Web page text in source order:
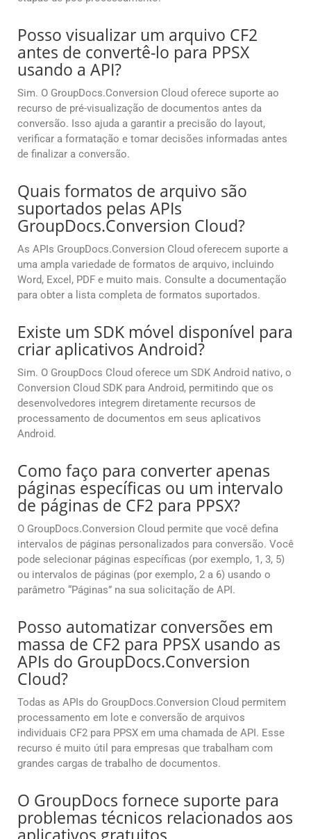
Posso visualizar um arquivo CF2
antes de convertê-lo para PPSX
usando a API?
Sim. O GroupDocs.Conversion Cloud oferece suporte ao
recurso de pré-visualização de documentos antes da
conversão. Isso ajuda a garantir a precisão do layout,
verificar a formatação e tomar decisões informadas antes
de finalizar a conversão.
Quais formatos de arquivo são
suportados pelas APIs
GroupDocs.Conversion Cloud?
As APIs GroupDocs.Conversion Cloud oferecem suporte a
uma ampla variedade de formatos de arquivo, incluindo
Word, Excel, PDF e muito mais. Consulte a documentação
para obter a lista completa de formatos suportados.
Existe um SDK móvel disponível para
criar aplicativos Android?
Sim. O GroupDocs Cloud oferece um SDK Android nativo, o
Conversion Cloud SDK para Android, permitindo que os
desenvolvedores integrem diretamente recursos de
processamento de documentos em seus aplicativos
Android.
Como faço para converter apenas
páginas específicas ou um intervalo
de páginas de CF2 para PPSX?
O GroupDocs.Conversion Cloud permite que você defina
intervalos de páginas personalizados para conversão. Você
pode selecionar páginas específicas (por exemplo, 1, 3, 5)
ou intervalos de páginas (por exemplo, 2 a 6) usando o
parâmetro “Páginas” na sua solicitação de API.
Posso automatizar conversões em
massa de CF2 para PPSX usando as
APIs do GroupDocs.Conversion
Cloud?
Todas as APIs do GroupDocs.Conversion Cloud permitem
processamento em lote e conversão de arquivos
individuais CF2 para PPSX em uma chamada de API. Esse
recurso é muito útil para empresas que trabalham com
grandes cargas de trabalho de documentos.
O GroupDocs fornece suporte para
problemas técnicos relacionados aos